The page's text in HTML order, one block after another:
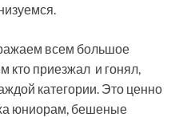
всем большое
кто приезжал и гонял,
категории. Это ценно
юниорам, бешеные